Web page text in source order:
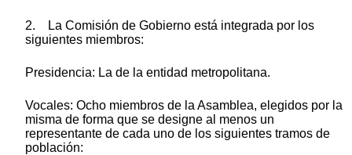
2. La Comisión de Gobierno está integrada por los
siguientes miembros:
Presidencia: La de la entidad metropolitana.
Vocales: Ocho miembros de la Asamblea, elegidos por la
misma de forma que se designe al menos un
representante de cada uno de los siguientes tramos de
población: